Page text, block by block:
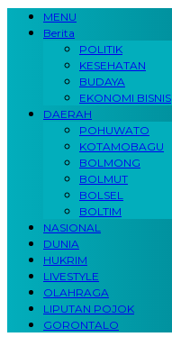
MENU
Berita
POLITIK
KESEHATAN
BUDAYA
EKONOMI BISNIS
DAERAH
POHUWATO
KOTAMOBAGU
BOLMONG
BOLMUT
BOLSEL
BOLTIM
NASIONAL
DUNIA
HUKRIM
LIVESTYLE
OLAHRAGA
LIPUTAN POJOK
GORONTALO